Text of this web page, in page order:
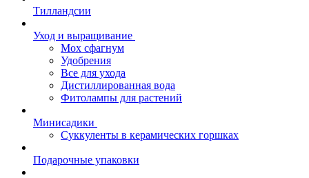
Тилландсии
Уход и выращивание
Мох сфагнум
Удобрения
Все для ухода
Дистиллированная вода
Фитолампы для растений
Минисадики
Суккуленты в керамических горшках
Подарочные упаковки